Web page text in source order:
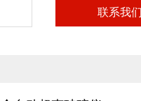
联系我们